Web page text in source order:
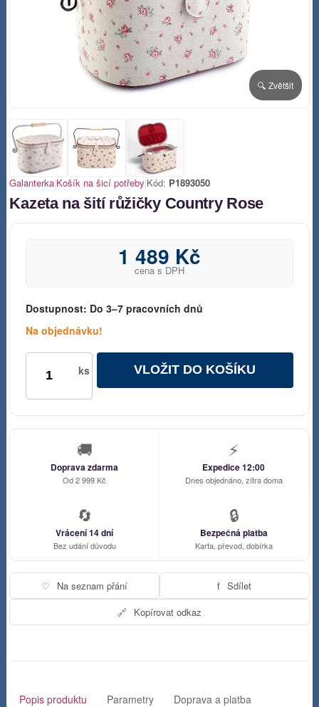
🔍 Zvětšit
Galanterka|Košík na šicí potřeby|Kód: P1893050
Kazeta na šití růžičky Country Rose
1 489 Kč
cena s DPH
Dostupnost: Do 3–7 pracovních dnů
Na objednávku!
ks VLOŽIT DO KOŠÍKU
🚚
Doprava zdarma
Od 2 999 Kč
⚡
Expedice 12:00
Dnes objednáno, zítra doma
🔄
Vrácení 14 dní
Bez udání důvodu
🔒
Bezpečná platba
Karta, převod, dobírka
♡ Na seznam přání f Sdílet
🔗 Kopírovat odkaz
Popis produktu Parametry
Doprava a platba